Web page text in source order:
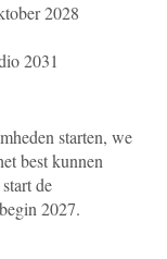
2028
2031
starten, we
best kunnen
de
2027.